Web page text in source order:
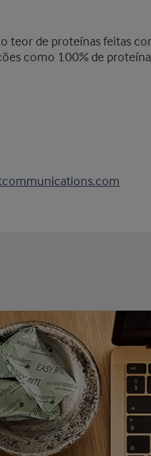
teor de proteínas feitas
como 100% de